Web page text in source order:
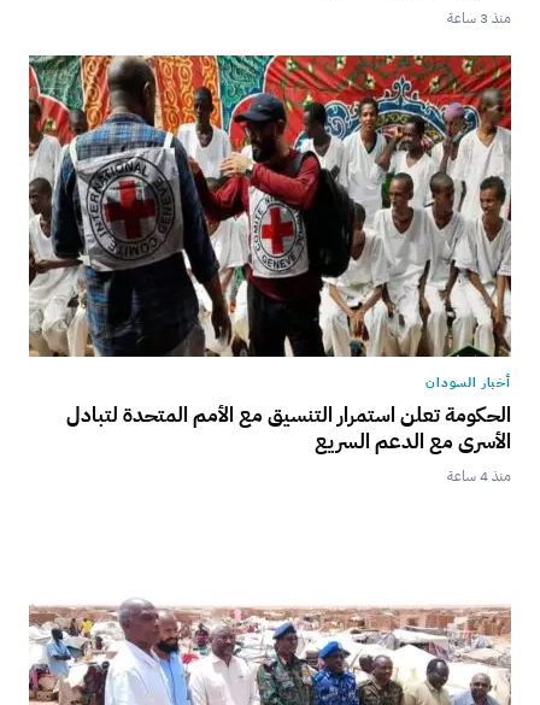
منذ 3 ساعة
أخبار السودان
الحكومة تعلن استمرار التنسيق مع الأمم المتحدة لتبادل
الأسرى مع الدعم السريع
منذ 4 ساعة